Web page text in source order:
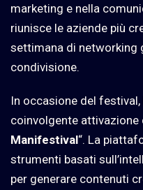
marketing e nella
riunisce le aziende più
settimana di networking
condivisione.
In occasione del festival,
coinvolgente attivazione
Manifestival“. La
strumenti basati
per generare contenuti